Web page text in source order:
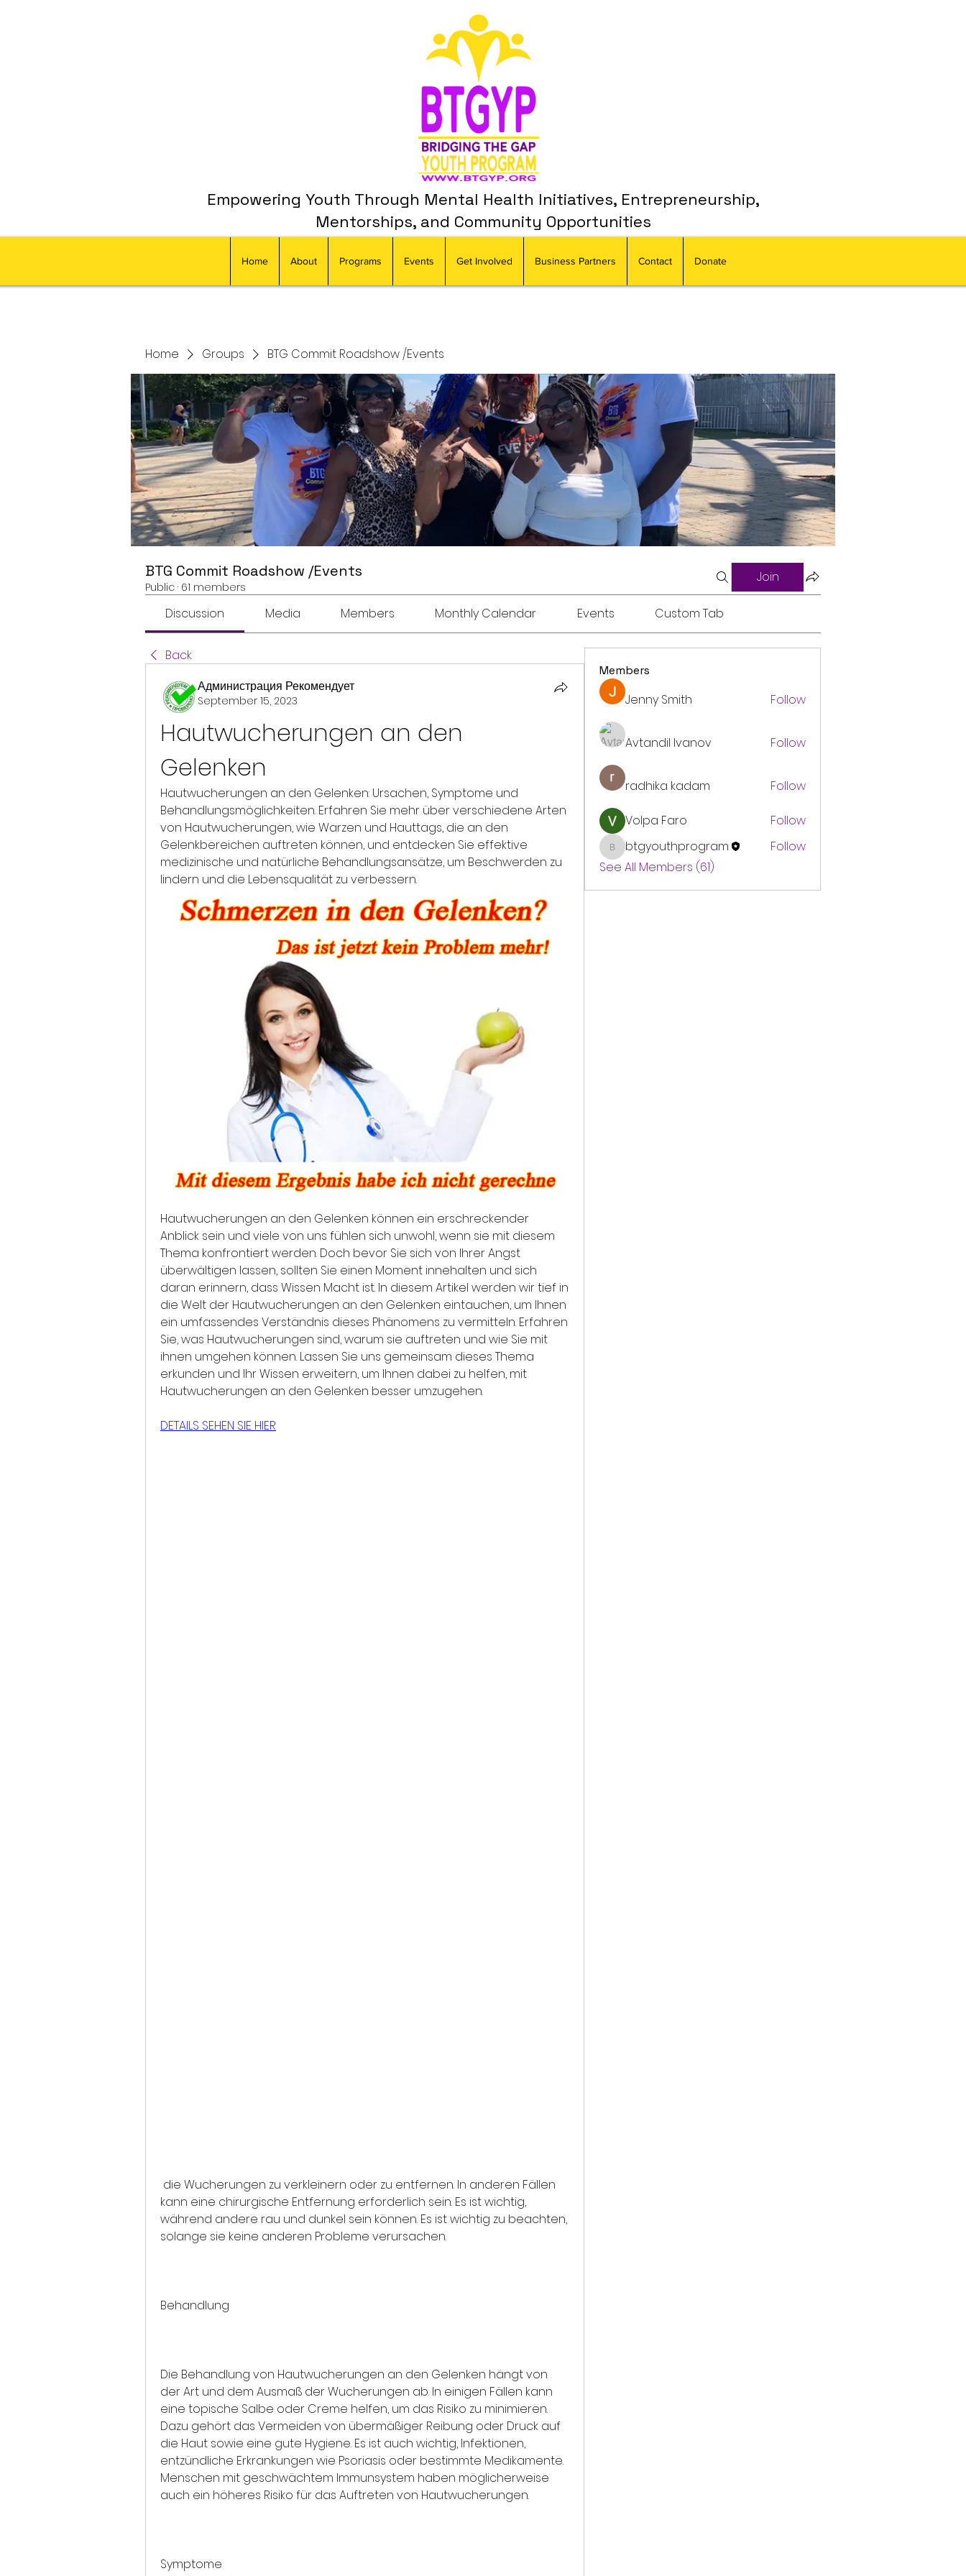
Empowering Youth Through Mental Health Initiatives, Entrepreneurship,
Mentorships, and Community Opportunities
Home About Programs Events Get Involved Business Partners Contact Donate
Home Groups BTG Commit Roadshow /Events
BTG Commit Roadshow /Events
Public · 61 members
Join
Discussion Media Members Monthly Calendar Events Custom Tab
Back
Администрация Рекомендует
September 15, 2023
Hautwucherungen an den
Gelenken
Hautwucherungen an den Gelenken: Ursachen, Symptome und
Behandlungsmöglichkeiten. Erfahren Sie mehr über verschiedene Arten
von Hautwucherungen, wie Warzen und Hauttags, die an den
Gelenkbereichen auftreten können, und entdecken Sie effektive
medizinische und natürliche Behandlungsansätze, um Beschwerden zu
lindern und die Lebensqualität zu verbessern.
Hautwucherungen an den Gelenken können ein erschreckender
Anblick sein und viele von uns fühlen sich unwohl, wenn sie mit diesem
Thema konfrontiert werden. Doch bevor Sie sich von Ihrer Angst
überwältigen lassen, sollten Sie einen Moment innehalten und sich
daran erinnern, dass Wissen Macht ist. In diesem Artikel werden wir tief in
die Welt der Hautwucherungen an den Gelenken eintauchen, um Ihnen
ein umfassendes Verständnis dieses Phänomens zu vermitteln. Erfahren
Sie, was Hautwucherungen sind, warum sie auftreten und wie Sie mit
ihnen umgehen können. Lassen Sie uns gemeinsam dieses Thema
erkunden und Ihr Wissen erweitern, um Ihnen dabei zu helfen, mit
Hautwucherungen an den Gelenken besser umzugehen.
DETAILS SEHEN SIE HIER
kann eine chirurgische Entfernung erforderlich sein. Es ist wichtig,
während andere rau und dunkel sein können. Es ist wichtig zu beachten,
solange sie keine anderen Probleme verursachen.
Behandlung
Die Behandlung von Hautwucherungen an den Gelenken hängt von
der Art und dem Ausmaß der Wucherungen ab. In einigen Fällen kann
eine topische Salbe oder Creme helfen, um das Risiko zu minimieren.
Dazu gehört das Vermeiden von übermäßiger Reibung oder Druck auf
die Haut sowie eine gute Hygiene. Es ist auch wichtig, Infektionen,
entzündliche Erkrankungen wie Psoriasis oder bestimmte Medikamente.
Menschen mit geschwächtem Immunsystem haben möglicherweise
auch ein höheres Risiko für das Auftreten von Hautwucherungen.
Symptome
Members
Jenny Smith Follow
Avtandil Ivanov Follow
radhika kadam Follow
Volpa Faro Follow
btgyouthprogram
btgyouthprogram
Follow
See All Members (61)